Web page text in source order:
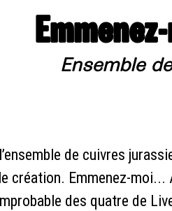
Ensemble
de cuivres
création. Emmenez-moi...
des quatre de